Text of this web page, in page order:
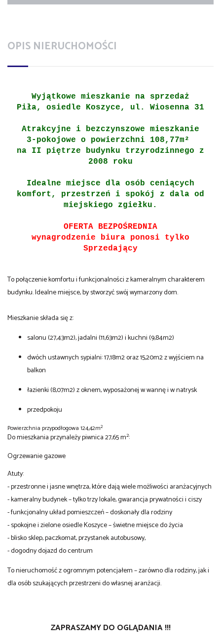
OPIS NIERUCHOMOŚCI
Wyjątkowe mieszkanie na sprzedaż
Piła, osiedle Koszyce, ul. Wiosenna 31
Atrakcyjne i bezczynszowe mieszkanie
3-pokojowe o powierzchni 108,77m²
na II piętrze budynku trzyrodzinnego z
2008 roku
Idealne miejsce dla osób ceniących
komfort, przestrzeń i spokój z dala od
miejskiego zgiełku.
OFERTA BEZPOŚREDNIA
wynagrodzenie biura ponosi tylko
Sprzedający
To połączenie komfortu i funkcjonalności z kameralnym charakterem
budynku. Idealne miejsce, by stworzyć swój wymarzony dom.
Mieszkanie składa się z:
salonu (27,43m2), jadalni (11,63m2) i kuchni (9,84m2)
dwóch ustawnych sypialni: 17,18m2 oraz 15,20m2 z wyjściem na
balkon
łazienki (8,07m2) z oknem, wyposażonej w wannę i w natrysk
przedpokoju
Powierzchnia przypodłogowa 124,42m2
Do mieszkania przynależy piwnica 27,65 m2:
Ogrzewanie gazowe
Atuty:
- przestronne i jasne wnętrza, które dają wiele możliwości aranżacyjnych
- kameralny budynek – tylko trzy lokale, gwarancja prywatności i ciszy
- funkcjonalny układ pomieszczeń – doskonały dla rodziny
- spokojne i zielone osiedle Koszyce – świetne miejsce do życia
- blisko sklep, paczkomat, przystanek autobusowy,
- dogodny dojazd do centrum
To nieruchomość z ogromnym potencjałem – zarówno dla rodziny, jak i
dla osób szukających przestrzeni do własnej aranżacji.
ZAPRASZAMY DO OGLĄDANIA !!!